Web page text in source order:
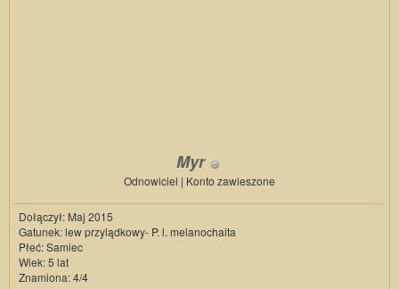
Myr
Odnowiciel | Konto zawieszone
Dołączył: Maj 2015
Gatunek: lew przylądkowy- P. l. melanochaita
Płeć: Samiec
Wiek: 5 lat
Znamiona: 4/4